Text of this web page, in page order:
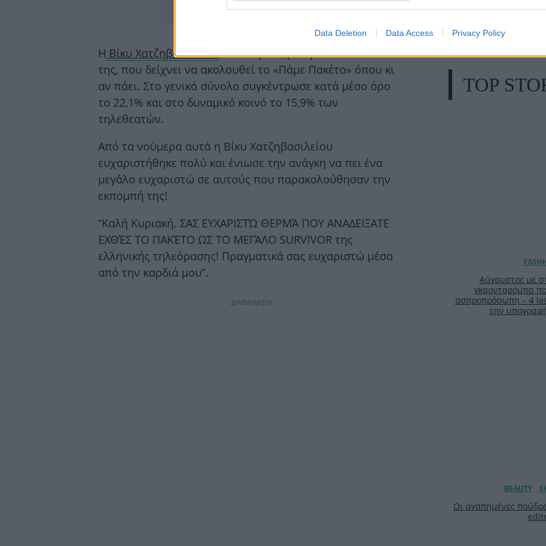
Data Deletion Data Access Privacy Policy
Η Βίκυ Χατζηβασιλείουστον Alpha κράτησε το πιστό κοινό
της, που δείχνει να ακολουθεί το «Πάμε Πακέτο» όπου κι
αν πάει. Στο γενικό σύνολο συγκέντρωσε κατά μέσο όρο
το 22,1% και στο δυναμικό κοινό το 15,9% των
τηλεθεατών.
Από τα νούμερα αυτά η Βίκυ Χατζηβασιλείου
ευχαριστήθηκε πολύ και ένιωσε την ανάγκη να πει ένα
μεγάλο ευχαριστώ σε αυτούς που παρακολούθησαν την
εκπομπή της!
“Καλή Κυριακή. ΣΑΣ ΕΥΧΑΡΙΣΤΏ ΘΕΡΜΆ ΠΟΥ ΑΝΑΔΕΙΞΑΤΕ
ΕΧΘΈΣ ΤΟ ΠΑΚΈΤΟ ΩΣ ΤΟ ΜΕΓΆΛΟ SURVIVOR της
ελληνικής τηλεόρασης! Πραγματικά σας ευχαριστώ μέσα
από την καρδιά μου”.
ΔΙΑΦΗΜΙΣΗ
TOP
Αύγουστος με
γκαρνταρόμπα
ασπροπρόσωπη – 4
την
Οι αγαπημένες